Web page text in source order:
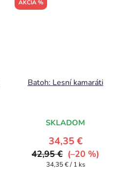
AKCIA %
Batoh: Lesní kamaráti
SKLADOM
34,35 €
42,95 € (–20 %)
Jednotková
34,35 € / 1 ks